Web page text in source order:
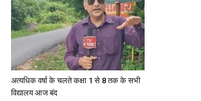
अत्यधिक वर्षा के चलते कक्षा 1 से 8 तक के सभी
विद्यालय आज बंद